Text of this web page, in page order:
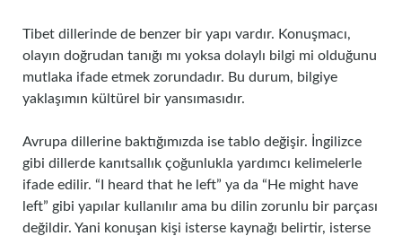
Tibet dillerinde de benzer bir yapı vardır. Konuşmacı,
olayın doğrudan tanığı mı yoksa dolaylı bilgi mi olduğunu
mutlaka ifade etmek zorundadır. Bu durum, bilgiye
yaklaşımın kültürel bir yansımasıdır.
Avrupa dillerine baktığımızda ise tablo değişir. İngilizce
gibi dillerde kanıtsallık çoğunlukla yardımcı kelimelerle
ifade edilir. “I heard that he left” ya da “He might have
left” gibi yapılar kullanılır ama bu dilin zorunlu bir parçası
değildir. Yani konuşan kişi isterse kaynağı belirtir, isterse